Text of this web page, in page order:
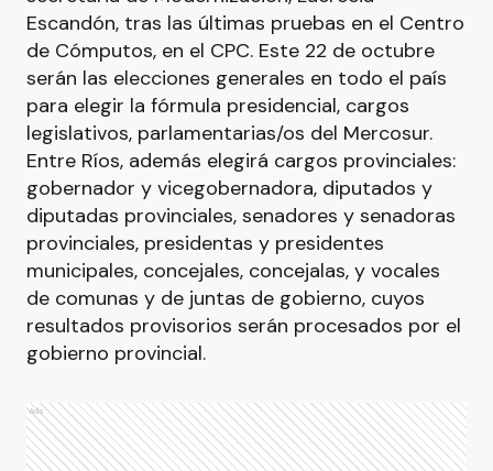
Escandón, tras las últimas pruebas en el Centro
de Cómputos, en el CPC. Este 22 de octubre
serán las elecciones generales en todo el país
para elegir la fórmula presidencial, cargos
legislativos, parlamentarias/os del Mercosur.
Entre Ríos, además elegirá cargos provinciales:
gobernador y vicegobernadora, diputados y
diputadas provinciales, senadores y senadoras
provinciales, presidentas y presidentes
municipales, concejales, concejalas, y vocales
de comunas y de juntas de gobierno, cuyos
resultados provisorios serán procesados por el
gobierno provincial.
Ads